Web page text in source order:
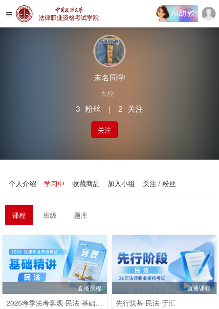
未名同学
大校
3 粉丝 ｜ 2 关注
关注
个人介绍 学习中 收藏商品 加入小组 关注 / 粉丝
课程 班级 题库
直播课程
2026考季法考客观-民法-基础精讲阶段-刘家安
直播课程
先行筑基-民法-于汇